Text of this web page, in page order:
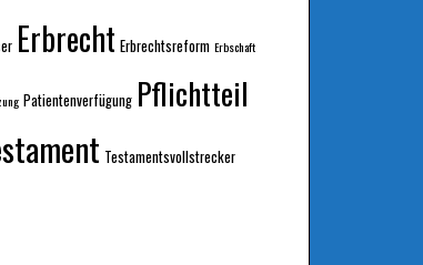
Erbrecht Erbrechtsreform Erbschaft
Patientenverfügung Pflichtteil
Testamentsvollstrecker